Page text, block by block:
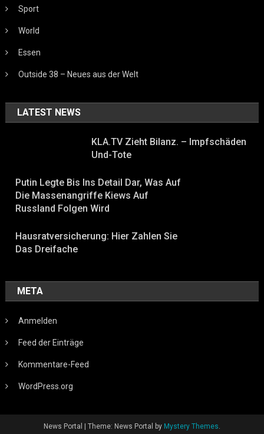
Sport
World
Essen
Outside 38 – Neues aus der Welt
LATEST NEWS
KLA.TV Zieht Bilanz. – Impfschäden
Und-Tote
Putin Legte Bis Ins Detail Dar, Was Auf
Die Massenangriffe Kiews Auf
Russland Folgen Wird
Hausratversicherung: Hier Zahlen Sie
Das Dreifache
META
Anmelden
Feed der Einträge
Kommentare-Feed
WordPress.org
News Portal | Theme: News Portal by Mystery Themes